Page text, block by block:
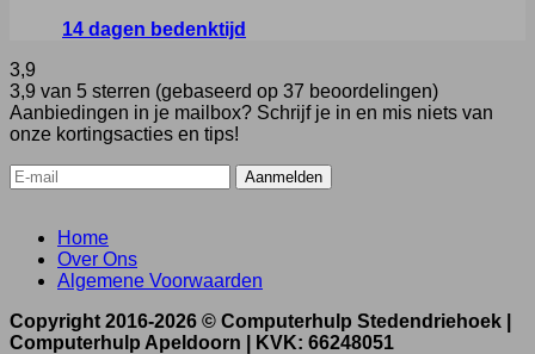
14 dagen bedenktijd
3,9
3,9 van 5 sterren (gebaseerd op 37 beoordelingen)
Aanbiedingen in je mailbox? Schrijf je in en mis niets van
onze kortingsacties en tips!
Home
Over Ons
Algemene Voorwaarden
Copyright 2016-2026 © Computerhulp Stedendriehoek |
Computerhulp Apeldoorn | KVK: 66248051